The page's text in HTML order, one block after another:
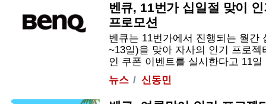
벤큐, 11번가 십일절 맞이
프로모션
벤큐는 11번가에서 진행되는 월간
~13일)을 맞아 자사의 인기 프로
인 쿠폰 이벤트를 실시한다고 11
뉴스
신동민